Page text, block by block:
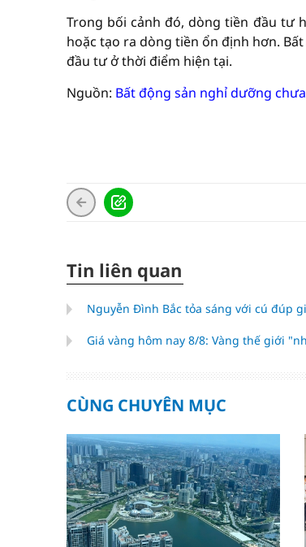
Trong bối cảnh đó, dòng tiền đầu tư
hoặc tạo ra dòng tiền ổn định hơn.
đầu tư ở thời điểm hiện tại.
Nguồn: Bất động sản nghỉ dưỡng
Tin liên quan
Nguyễn Đình Bắc tỏa sáng với cú đúp
Giá vàng hôm nay 8/8: Vàng thế giới
CÙNG CHUYÊN MỤC